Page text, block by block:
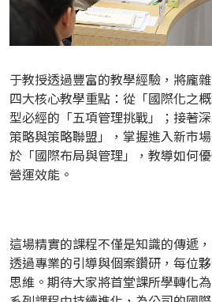
于教授透過豐富的教學經驗，將龐
四大核心教學重點：從「國際化之
型必經的「五項管理挑戰」；接著
策略與策略聯盟」，掌握進入新市
於「國際布局與管理」，教導如何
營運效能。
這場精實的課程不僅是知識的傳遞
透過專業的引導與個案鑽研，每位
思維。期待大家將首堂課所學轉化